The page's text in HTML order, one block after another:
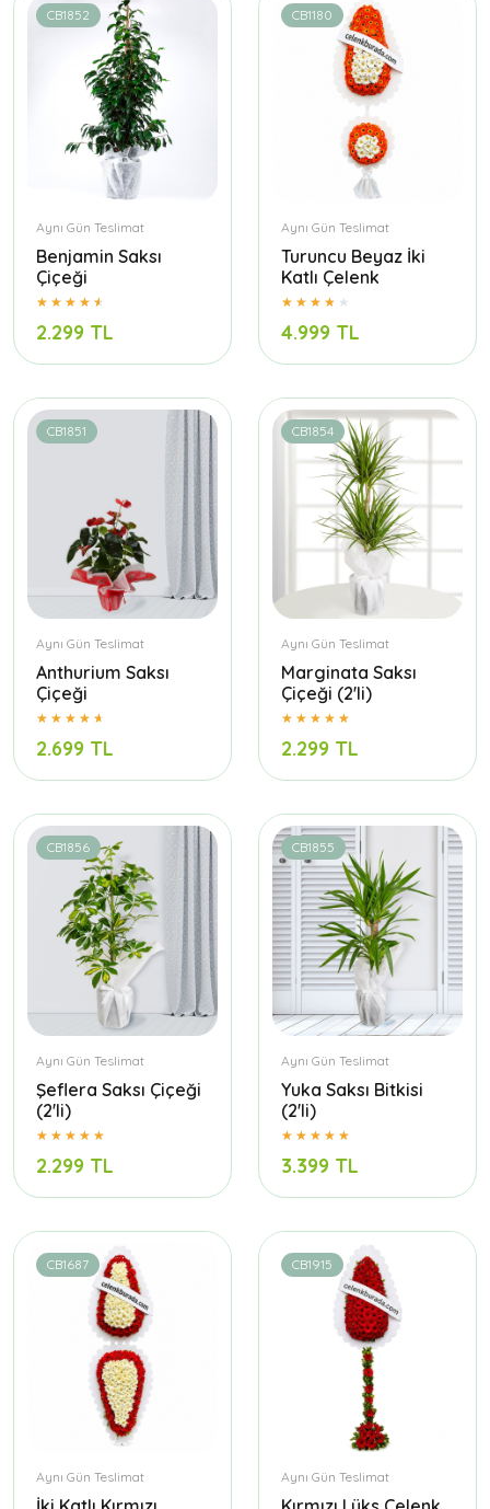
CB1852
Aynı Gün Teslimat
Benjamin Saksı
Çiçeği
2.299 TL
CB1180
Aynı Gün Teslimat
Turuncu Beyaz İki
Katlı Çelenk
4.999 TL
CB1851
Aynı Gün Teslimat
Anthurium Saksı
Çiçeği
2.699 TL
CB1854
Aynı Gün Teslimat
Marginata Saksı
Çiçeği (2'li)
2.299 TL
CB1856
Aynı Gün Teslimat
Şeflera Saksı Çiçeği
(2'li)
2.299 TL
CB1855
Aynı Gün Teslimat
Yuka Saksı Bitkisi
(2'li)
3.399 TL
CB1687
Aynı Gün Teslimat
CB1915
Aynı Gün Teslimat